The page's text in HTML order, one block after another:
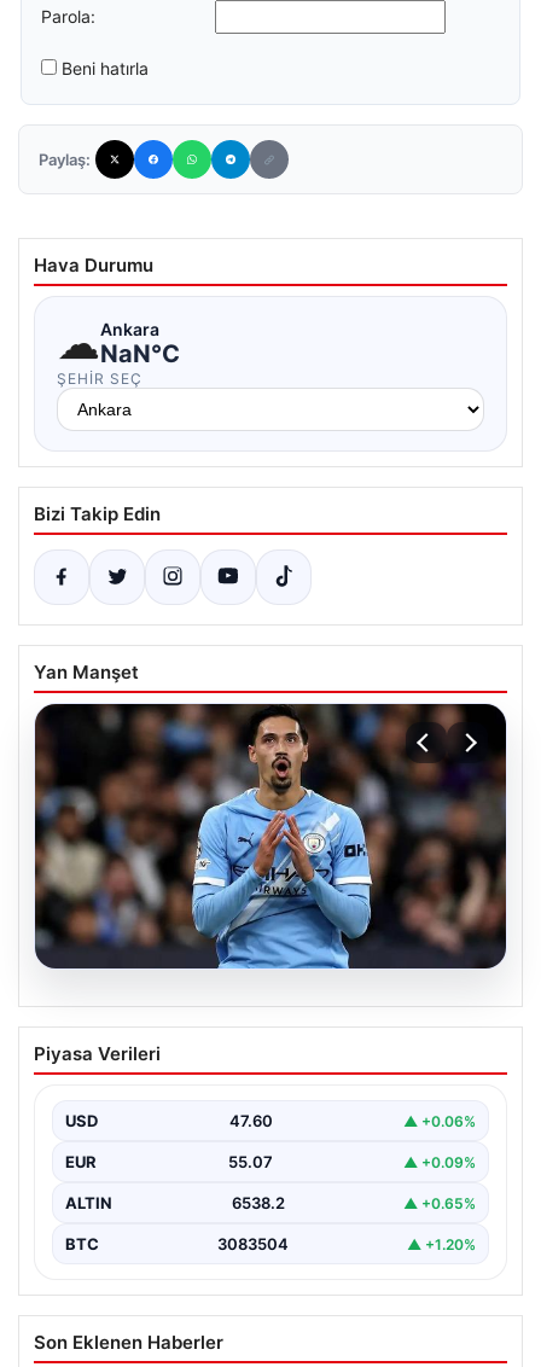
Parola:
Beni hatırla
Paylaş:
Hava Durumu
☁Ankara
NaN°C
ŞEHIR SEÇ
Bizi Takip Edin
Yan Manşet
05.08.2026
Galatasaray Orta Sahaya Dev Transfer
Pressajı: Manchester City’nin Yıldızı
Yüzde Yüz
Galatasaray, yeni sezon için olası transfer planlarında
orta saha bölgesine güçlü bir takviye yapma…
Piyasa Verileri
USD 47.60 ▲ +0.06%
EUR 55.07 ▲ +0.09%
ALTIN 6538.2 ▲ +0.65%
BTC 3083504 ▲ +1.20%
Son Eklenen Haberler